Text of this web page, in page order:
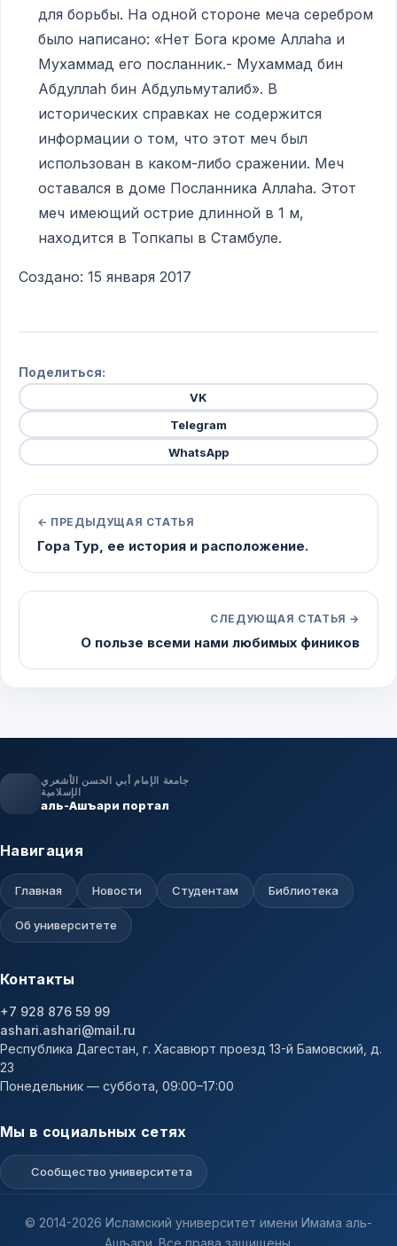
для борьбы. На одной стороне меча серебром
было написано: «Нет Бога кроме Аллаhа и
Мухаммад его посланник.- Мухаммад бин
Абдуллаh бин Абдульмуталиб». В
исторических справках не содержится
информации о том, что этот меч был
использован в каком-либо сражении. Меч
оставался в доме Посланника Аллаhа. Этот
меч имеющий острие длинной в 1 м,
находится в Топкапы в Стамбуле.
Создано: 15 января 2017
Поделиться:
VK
Telegram
WhatsApp
← ПРЕДЫДУЩАЯ СТАТЬЯ
Гора Тур, ее история и расположение.
СЛЕДУЮЩАЯ СТАТЬЯ →
О пользе всеми нами любимых фиников
جامعة الإمام أبي الحسن الأشعري
الإسلامية
аль-Ашъари портал
Навигация
Главная Новости Студентам Библиотека
Об университете
Контакты
+7 928 876 59 99
ashari.ashari@mail.ru
Республика Дагестан, г. Хасавюрт проезд 13-й Бамовский, д.
23
Понедельник — суббота, 09:00–17:00
Мы в социальных сетях
Сообщество университета
© 2014-2026 Исламский университет имени Имама аль-
Ашъари. Все права защищены.